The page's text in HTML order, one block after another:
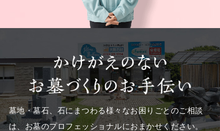
墓地・墓石、石にまつわる様々なお困りごとのご相談
は、お墓のプロフェッショナルにおまかせください。